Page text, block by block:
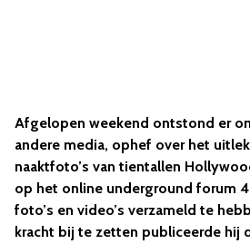
Afgelopen weekend ontstond er
andere media, ophef over het
naaktfoto’s van tientallen
op het online underground forum
foto’s en video’s verzameld te
kracht bij te zetten publiceerde hij